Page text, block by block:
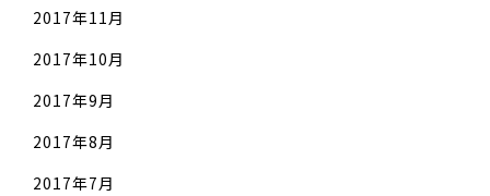
2017年11月
2017年10月
2017年9月
2017年8月
2017年7月